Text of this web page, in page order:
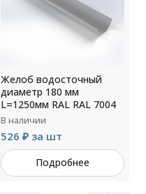
Желоб водосточный
диаметр 180 мм
L=1250мм RAL RAL 7004
В наличии
526 ₽ за шт
Подробнее